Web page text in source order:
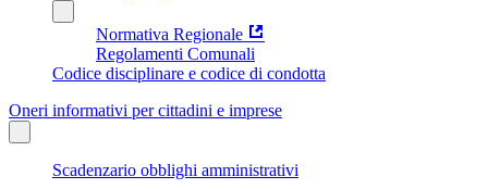
Normativa Regionale
Regolamenti Comunali
Codice disciplinare e codice di condotta
Oneri informativi per cittadini e imprese
Scadenzario obblighi amministrativi